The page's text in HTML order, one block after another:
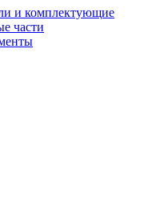
и комплектующие
части